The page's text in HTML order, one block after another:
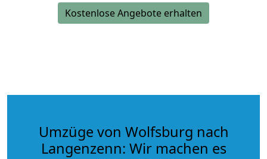
Kostenlose Angebote erhalten
Umzüge von Wolfsburg nach
Langenzenn: Wir machen es